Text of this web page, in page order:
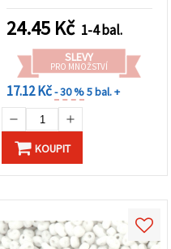
mm), ideální na šperky,
korálkování a DIY tvoření,
10 g (±130 ks)
24.45 Kč 1-4 bal.
SLEVY
PRO MNOŽSTVÍ
17.12 Kč- 30 %5 bal. +
KOUPIT